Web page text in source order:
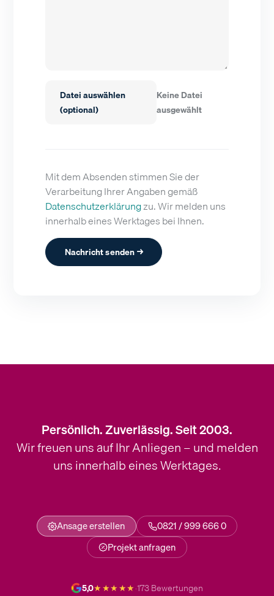
Datei auswählen
(optional)
Keine Datei
ausgewählt
Mit dem Absenden stimmen Sie der
Verarbeitung Ihrer Angaben gemäß
Datenschutzerklärungzu. Wir melden uns
innerhalb eines Werktages bei Ihnen.
Nachricht senden →
Persönlich. Zuverlässig. Seit 2003.
Wir freuen uns auf Ihr Anliegen – und melden
uns innerhalb eines Werktages.
Ansage erstellen
0821 / 999 666 0
Projekt anfragen
5,0★★★★★·173 Bewertungen